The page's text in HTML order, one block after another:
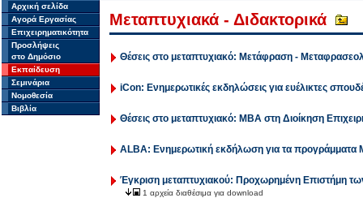
Αρχική σελίδα
Αγορά Εργασίας
Επιχειρηματικότητα
Προσλήψεις
στο Δημόσιο
Εκπαίδευση
Σεμινάρια
Νομοθεσία
Βιβλία
Μεταπτυχιακά - Διδακτορικά
Θέσεις στο μεταπτυχιακό: Μετάφραση -
iCon: Ενημερωτικές εκδηλώσεις για ευέλικτες
Θέσεις στο μεταπτυχιακό: ΜΒΑ στη Διοίκηση
ALBA: Ενημερωτική εκδήλωση για τα προγράμματα
Έγκριση μεταπτυχιακού: Προχωρημένη Επιστήμη
1 αρχεία διαθέσιμα για download